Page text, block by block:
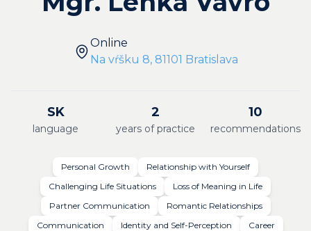
Online
Na vŕšku 8, 81101 Bratislava
SK
language
2
years of practice
10
recommendations
Personal Growth
Relationship with Yourself
Challenging Life Situations
Loss of Meaning in Life
Partner Communication
Romantic Relationships
Communication
Identity and Self-Perception
Career